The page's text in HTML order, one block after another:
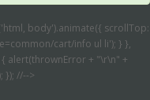
body').animate({ scrollTop:
cart/info ul li'); } },
alert(thrownError + "\r\n" +
}); //-->